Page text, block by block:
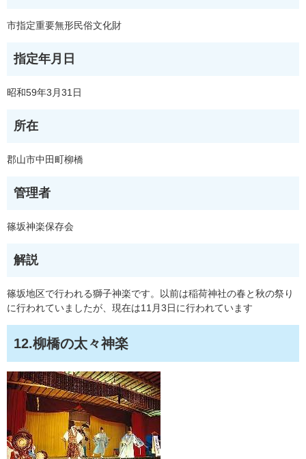
市指定重要無形民俗文化財
指定年月日
昭和59年3月31日
所在
郡山市中田町柳橋
管理者
篠坂神楽保存会
解説
篠坂地区で行われる獅子神楽です。以前は稲荷神社の春と秋の祭り
に行われていましたが、現在は11月3日に行われています
12.柳橋の太々神楽